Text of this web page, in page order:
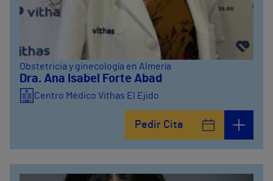
Obstetricia y ginecología en Almería
Dra. Ana Isabel Forte Abad
Centro Médico Vithas El Ejido
Pedir Cita